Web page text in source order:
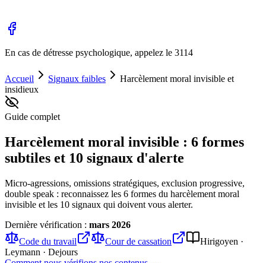
En cas de détresse psychologique, appelez le 3114
Accueil Signaux faibles
Harcèlement moral invisible et
insidieux
Guide complet
Harcèlement moral invisible : 6 formes
subtiles et 10 signaux d'alerte
Micro-agressions, omissions stratégiques, exclusion progressive,
double speak : reconnaissez les 6 formes du harcèlement moral
invisible et les 10 signaux qui doivent vous alerter.
Dernière vérification : mars 2026
Code du travail
Cour de cassation
Hirigoyen ·
Leymann · Dejours